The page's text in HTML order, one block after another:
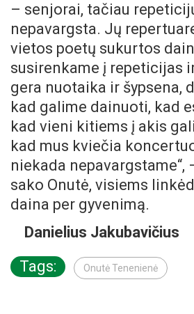
– senjorai, tačiau
nepavargsta. Jų
vietos poetų sukurtos
susirenkame į repeticijas
gera nuotaika ir šypsena,
kad galime dainuoti, kad
kad vieni kitiems į akis
kad mus kviečia
niekada
sako Onutė, visiems
daina per gyvenimą.
Danielius Jakubavičius
Tags:
Onutė Tenenienė